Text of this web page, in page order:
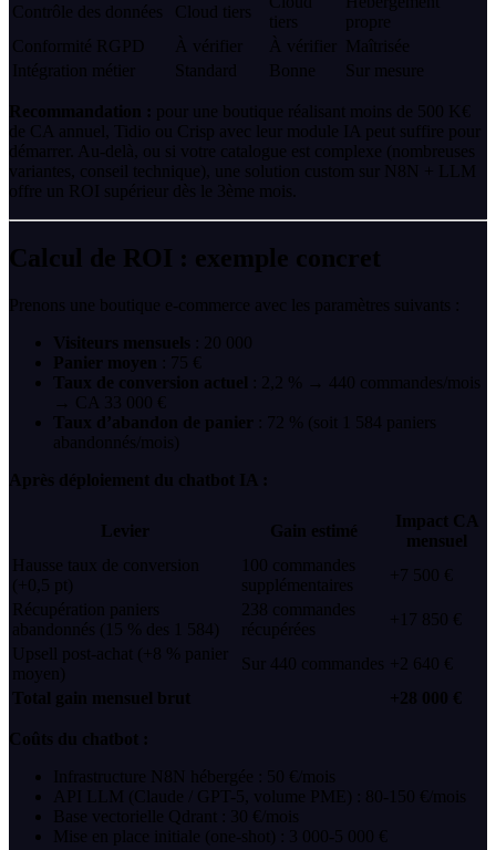
Contrôle des données
Cloud tiers
tiers
propre
Conformité RGPD
À vérifier À vérifier
Maîtrisée
Intégration métier
Standard Bonne Sur mesure
Recommandation : pour une boutique réalisant moins de 500 K€
de CA annuel, Tidio ou Crisp avec leur module IA peut suffire pour
démarrer. Au-delà, ou si votre catalogue est complexe (nombreuses
variantes, conseil technique), une solution custom sur N8N + LLM
offre un ROI supérieur dès le 3ème mois.
Calcul de ROI : exemple concret
Prenons une boutique e-commerce avec les paramètres suivants :
Visiteurs mensuels : 20 000
Panier moyen : 75 €
Taux de conversion actuel : 2,2 % → 440 commandes/mois
→ CA 33 000 €
Taux d’abandon de panier
: 72 % (soit 1 584 paniers
abandonnés/mois)
Après déploiement du chatbot IA :
Levier Gain estimé
Impact CA
mensuel
Hausse taux de conversion
(+0,5 pt)
100 commandes
supplémentaires
+7 500 €
Récupération paniers
abandonnés (15 % des 1 584)
238 commandes
récupérées
+17 850 €
Upsell post-achat (+8 % panier
moyen)
Sur 440 commandes +2 640 €
Total gain mensuel brut
+28 000 €
Coûts du chatbot :
Infrastructure N8N hébergée : 50 €/mois
API LLM (Claude / GPT-5, volume PME) : 80-150 €/mois
Base vectorielle Qdrant : 30 €/mois
Mise en place initiale (one-shot) : 3 000-5 000 €